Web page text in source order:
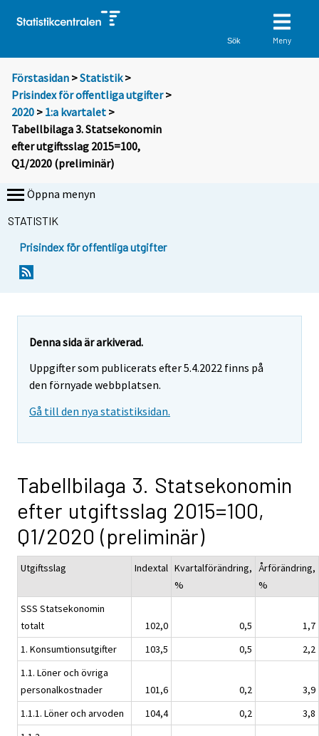
Sök Meny
Förstasidan >Statistik >
Prisindex för offentliga utgifter>
2020 > 1:a kvartalet >
Tabellbilaga 3. Statsekonomin
efter utgiftsslag 2015=100,
Q1/2020 (preliminär)
Öppna menyn
STATISTIK
Prisindex för offentliga utgifter
Denna sida är arkiverad.
Uppgifter som publicerats efter 5.4.2022 finns på
den förnyade webbplatsen.
Gå till den nya statistiksidan.
Tabellbilaga 3. Statsekonomin
efter utgiftsslag 2015=100,
Q1/2020 (preliminär)
Utgiftsslag Indextal Kvartalförändring,
%
Årförändring,
%
SSS Statsekonomin
totalt
102,0 0,5
1,7
1. Konsumtionsutgifter
103,5 0,5
2,2
1.1. Löner och övriga
personalkostnader
101,6 0,2
3,9
1.1.1. Löner och arvoden
104,4 0,2
3,8